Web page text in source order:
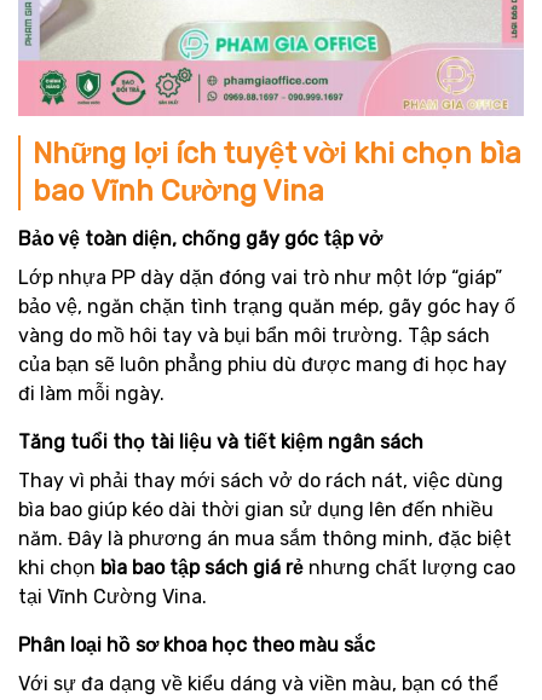
Những lợi ích tuyệt vời khi chọn bìa
bao Vĩnh Cường Vina
Bảo vệ toàn diện, chống gãy góc tập vở
Lớp nhựa PP dày dặn đóng vai trò như một lớp “giáp”
bảo vệ, ngăn chặn tình trạng quăn mép, gãy góc hay ố
vàng do mồ hôi tay và bụi bẩn môi trường. Tập sách
của bạn sẽ luôn phẳng phiu dù được mang đi học hay
đi làm mỗi ngày.
Tăng tuổi thọ tài liệu và tiết kiệm ngân sách
Thay vì phải thay mới sách vở do rách nát, việc dùng
bìa bao giúp kéo dài thời gian sử dụng lên đến nhiều
năm. Đây là phương án mua sắm thông minh, đặc biệt
khi chọn bìa bao tập sách giá rẻ nhưng chất lượng cao
tại Vĩnh Cường Vina.
Phân loại hồ sơ khoa học theo màu sắc
Với sự đa dạng về kiểu dáng và viền màu, bạn có thể